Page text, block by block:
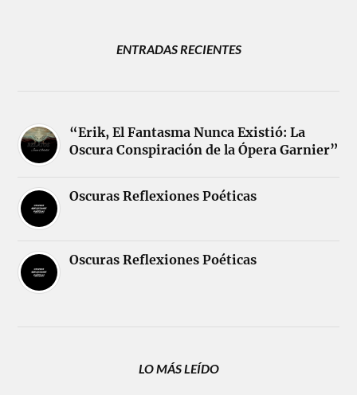
ENTRADAS RECIENTES
“Erik, El Fantasma Nunca Existió: La
Oscura Conspiración de la Ópera Garnier”
Oscuras Reflexiones Poéticas
Oscuras Reflexiones Poéticas
LO MÁS LEÍDO